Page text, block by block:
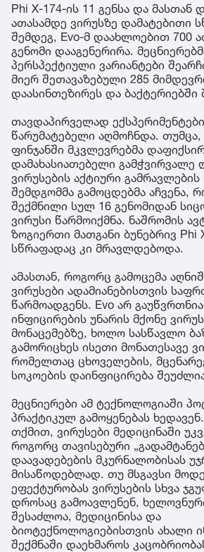
Phi X-174-ის 11 გენსა და
ათასამდე ვირუსზე დამატებითი
შემდეგ, Evo-მ დაახლოებით 700
გენომი დააგენერირა.
პერსპექტიული ვარიანტები
მიერ შეთავაზებული 285
დაასინთეზირეს და ბაქტერიებში
თავდაპირველად
წარუმატებელი აღმოჩნდა.
ფინჯანში მკვლევრებმა
დამახასიათებელი გამჭვირვალე
ვირუსების აქტიური გამრავლების
შემდგომმა გამოცდებმა აჩვენა,
შექმნილი სულ 16 გენომიდან
ვირუსი წარმოიქმნა. ნაშრომის
ზოგიერთი მათგანი ბუნებრივ Phi
სწრაფადაც კი მრავლდებოდა.
ამასთან, როგორც გამოცემა
ვირუსები ადამიანებისთვის
წარმოადგენს. Evo არ
ინფიცირების უნარის მქონე
მონაცემებზე, ხოლო სასწავლო
გამორიცხეს ისეთი მონათესავე
რომელთაც ცხოველების,
სოკოების დაინფიცირება
მეცნიერები ამ ტექნოლოგიაში
პრაქტიკულ გამოყენებას
თქმით, ვირუსები მედიცინაში
როგორც თავისებური
დაავადებების მკურნალობისას
მისაწოდებლად. თუ მსგავსი
ეფექტურობას ვირუსების სხვა
დროსაც გამოავლენენ,
შესაძლოა, მედიცინისა და
ბიოტექნოლოგიებისთვის ახალი
შექმნაში დაეხმაროს